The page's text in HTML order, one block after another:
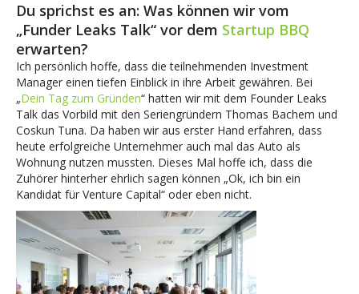
Du sprichst es an: Was können wir vom
„Funder Leaks Talk“ vor dem Startup BBQ
erwarten?
Ich persönlich hoffe, dass die teilnehmenden Investment
Manager einen tiefen Einblick in ihre Arbeit gewähren. Bei
„Dein Tag zum Gründen“ hatten wir mit dem Founder Leaks
Talk das Vorbild mit den Seriengründern Thomas Bachem und
Coskun Tuna. Da haben wir aus erster Hand erfahren, dass
heute erfolgreiche Unternehmer auch mal das Auto als
Wohnung nutzen mussten. Dieses Mal hoffe ich, dass die
Zuhörer hinterher ehrlich sagen können „Ok, ich bin ein
Kandidat für Venture Capital“ oder eben nicht.